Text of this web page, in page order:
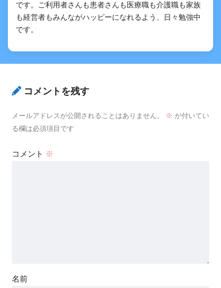
です。ご利用者さんも患者さんも医療職も介護職も家族
も経営者もみんながハッピーになれるよう、日々勉強中
です。
コメントを残す
メールアドレスが公開されることはありません。 ※ が付いてい
る欄は必須項目です
コメント ※
名前